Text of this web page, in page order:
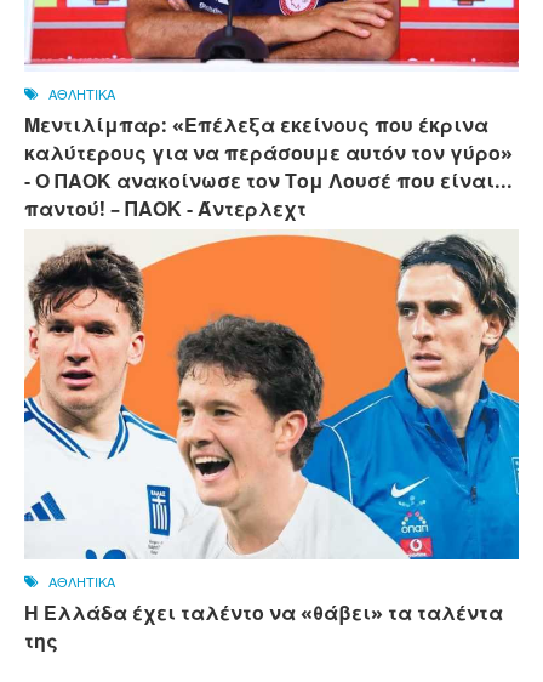
ΑΘΛΗΤΙΚΑ
Μεντιλίμπαρ: «Επέλεξα εκείνους που έκρινα
καλύτερους για να περάσουμε αυτόν τον γύρο»
- Ο ΠΑΟΚ ανακοίνωσε τον Τομ Λουσέ που είναι...
παντού! – ΠΑΟΚ - Άντερλεχτ
ΑΘΛΗΤΙΚΑ
Η Ελλάδα έχει ταλέντο να «θάβει» τα ταλέντα
της